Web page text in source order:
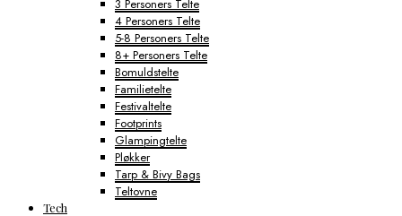
3 Personers Telte
4 Personers Telte
5-8 Personers Telte
8+ Personers Telte
Bomuldstelte
Familietelte
Festivaltelte
Footprints
Glampingtelte
Pløkker
Tarp & Bivy Bags
Teltovne
Tech